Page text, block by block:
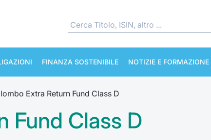
FINANZA SOSTENIBILE NOTIZIE E FORMAZIONE
Extra Return Fund Class D
Fund Class D